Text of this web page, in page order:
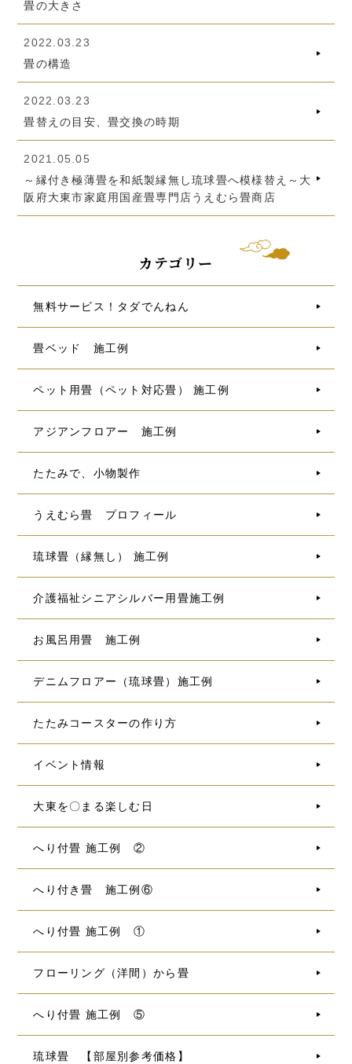
畳の大きさ
2022.03.23
畳の構造
2022.03.23
畳替えの目安、畳交換の時期
2021.05.05
～縁付き極薄畳を和紙製縁無し琉球畳へ模様替え～大
阪府大東市家庭用国産畳専門店うえむら畳商店
カテゴリー
無料サービス！タダでんねん
畳ベッド 施工例
ペット用畳（ペット対応畳） 施工例
アジアンフロアー 施工例
たたみで、小物製作
うえむら畳 プロフィール
琉球畳（縁無し） 施工例
介護福祉シニアシルバー用畳施工例
お風呂用畳 施工例
デニムフロアー（琉球畳）施工例
たたみコースターの作り方
イベント情報
大東を〇まる楽しむ日
へり付畳 施工例 ②
へり付き畳 施工例⑥
へり付畳 施工例 ①
フローリング（洋間）から畳
へり付畳 施工例 ⑤
琉球畳 【部屋別参考価格】